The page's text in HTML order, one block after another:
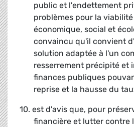
public et l'endettement
problèmes pour la
économique, social et
convaincu qu'il convient
solution adaptée à l'un
resserrement précipité et
finances publiques
reprise et la hausse du
10. est d'avis que, pour
financière et lutter contre